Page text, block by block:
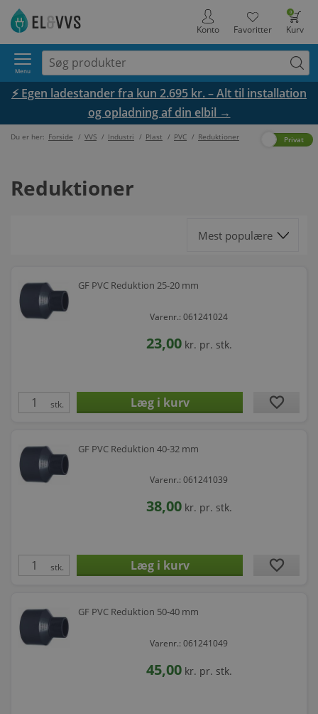
0
Kurv
Favoritter
Konto
Menu
⚡ Egen ladestander fra kun 2.695 kr. – Alt til installation
og opladning af din elbil →
Du er her: Forside / VVS / Industri / Plast / PVC / Reduktioner Privat
Erhverv
Reduktioner
GF PVC Reduktion 25-20 mm
Varenr.: 061241024
23,00 kr. pr. stk.
stk. favorite
GF PVC Reduktion 40-32 mm
Varenr.: 061241039
38,00 kr. pr. stk.
stk. favorite
GF PVC Reduktion 50-40 mm
Varenr.: 061241049
45,00 kr. pr. stk.